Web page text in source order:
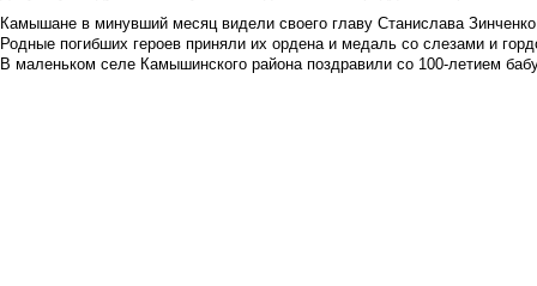
Камышане в минувший месяц видели своего главу Станислава Зинченко
Родные погибших героев приняли их ордена и медаль со слезами и
В маленьком селе Камышинского района поздравили со 100-летием